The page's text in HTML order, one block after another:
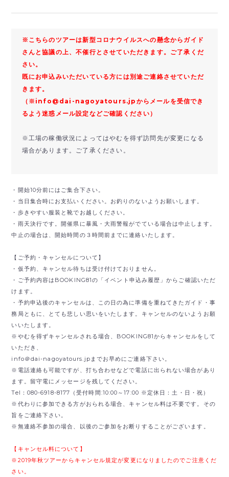
※こちらのツアーは新型コロナウイルスへの懸念からガイド
さんと協議の上、不催行とさせていただきます。ご了承くだ
さい。
既にお申込みいただいている方には別途ご連絡させていただ
きます。
（※info@dai-nagoyatours.jpからメールを受信でき
るよう迷惑メール設定などご確認ください）
※工場の稼働状況によってはやむを得ず訪問先が変更になる
場合があります。ご了承ください。
・開始10分前にはご集合下さい。
・当日集合時にお支払いください。お釣りのないようお願いします。
・歩きやすい服装と靴でお越しください。
・雨天決行です。開催県に暴風・大雨警報がでている場合は中止します。
中止の場合は、開始時間の３時間前までに連絡いたします。
【ご予約・キャンセルについて】
・仮予約、キャンセル待ちは受け付けておりません。
・ご予約内容はBOOKING81の「イベント申込み履歴」からご確認いただ
けます。
・予約申込後のキャンセルは、この日の為に準備を重ねてきたガイド・事
務局ともに、とても悲しい思いをいたします。キャンセルのないようお願
いいたします。
※やむを得ずキャンセルされる場合、BOOKING81からキャンセルをして
いただき、
info＠dai-nagoyatours.jpまでお早めにご連絡下さい。
※電話連絡も可能ですが、打ち合わせなどで電話に出られない場合があり
ます。留守電にメッセージを残してください。
Tel：080-6918-8177（受付時間:10:00～17:00 ※定休日：土・日・祝）
※代わりに参加できる方がおられる場合、キャンセル料は不要です。その
旨をご連絡下さい。
※無連絡不参加の場合、以後のご参加をお断りすることがございます。
【キャンセル料について】
※2019年秋ツアーからキャンセル規定が変更になりましたのでご注意くだ
さい。